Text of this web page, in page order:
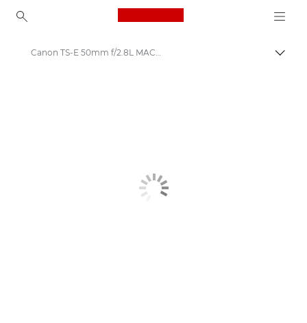
Canon Logo, back to
Canon TS-E 50mm f/2.8L MACRO - Объективы - Камера и фотообъективы